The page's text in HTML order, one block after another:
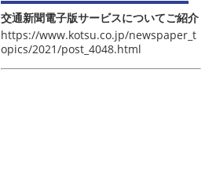
交通新聞電子版サービスについてご紹介
https://www.kotsu.co.jp/newspaper_t
opics/2021/post_4048.html